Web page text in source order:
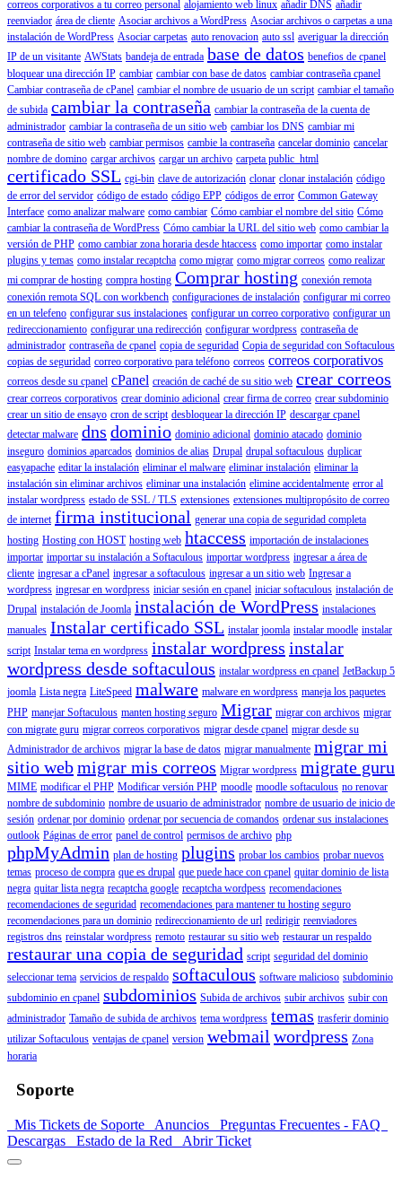
correos corporativos a tu correo personal alojamiento web linux añadir DNS añadir
reenviador área de cliente Asociar archivos a WordPress Asociar archivos o carpetas a una
instalación de WordPress Asociar carpetas auto renovacion auto ssl averiguar la dirección
IP de un visitante AWStats bandeja de entrada base de datos benefios de cpanel
bloquear una dirección IP cambiar cambiar con base de datos cambiar contraseña cpanel
Cambiar contraseña de cPanel cambiar el nombre de usuario de un script cambiar el tamaño
de subida cambiar la contraseña cambiar la contraseña de la cuenta de
administrador cambiar la contraseña de un sitio web cambiar los DNS cambiar mi
contraseña de sitio web cambiar permisos cambie la contraseña cancelar dominio cancelar
nombre de domino cargar archivos cargar un archivo carpeta public_html
certificado SSL cgi-bin clave de autorización clonar clonar instalación código
de error del servidor código de estado código EPP códigos de error Common Gateway
Interface como analizar malware como cambiar Cómo cambiar el nombre del sitio Cómo
cambiar la contraseña de WordPress Cómo cambiar la URL del sitio web como cambiar la
versión de PHP como cambiar zona horaria desde htaccess como importar como instalar
plugins y temas como instalar recaptcha como migrar como migrar correos como realizar
mi comprar de hosting compra hosting Comprar hosting conexión remota
conexión remota SQL con workbench configuraciones de instalación configurar mi correo
en un telefeno configurar sus instalaciones configurar un correo corporativo configurar un
redireccionamiento configurar una redirección configurar wordpress contraseña de
administrador contraseña de cpanel copia de seguridad Copia de seguridad con Softaculous
copias de seguridad correo corporativo para teléfono correos correos corporativos
correos desde su cpanel cPanel creación de caché de su sitio web crear correos
crear correos corporativos crear dominio adicional crear firma de correo crear subdominio
crear un sitio de ensayo cron de script desbloquear la dirección IP descargar cpanel
detectar malware dns dominio dominio adicional dominio atacado dominio
inseguro dominios aparcados dominios de alias Drupal drupal softaculous duplicar
easyapache editar la instalación eliminar el malware eliminar instalación eliminar la
instalación sin eliminar archivos eliminar una instalación elimine accidentalmente error al
instalar wordpress estado de SSL / TLS extensiones extensiones multipropósito de correo
de internet firma institucional generar una copia de seguridad completa
hosting Hosting con HOST hosting web htaccess importación de instalaciones
importar importar su instalación a Softaculous importar wordpress ingresar a área de
cliente ingresar a cPanel ingresar a softaculous ingresar a un sitio web Ingresar a
wordpress ingresar en wordpress iniciar sesión en cpanel iniciar softaculous instalación de
Drupal instalación de Joomla instalación de WordPress instalaciones
manuales Instalar certificado SSL instalar joomla instalar moodle instalar
script Instalar tema en wordpress instalar wordpress instalar
wordpress desde softaculous instalar wordpress en cpanel JetBackup 5
joomla Lista negra LiteSpeed malware malware en wordpress maneja los paquetes
PHP manejar Softaculous manten hosting seguro Migrar migrar con archivos migrar
con migrate guru migrar correos corporativos migrar desde cpanel migrar desde su
Administrador de archivos migrar la base de datos migrar manualmente migrar mi
sitio webmigrar mis correos Migrar wordpress migrate guru
MIME modificar el PHP Modificar versión PHP moodle moodle softaculous no renovar
nombre de subdominio nombre de usuario de administrador nombre de usuario de inicio de
sesión ordenar por dominio ordenar por secuencia de comandos ordenar sus instalaciones
outlook Páginas de error panel de control permisos de archivo php
phpMyAdmin plan de hosting plugins probar los cambios probar nuevos
temas proceso de compra que es drupal que puede hace con cpanel quitar dominio de lista
negra quitar lista negra recaptcha google recaptcha wordpess recomendaciones
recomendaciones de seguridad recomendaciones para mantener tu hosting seguro
recomendaciones para un dominio redireccionamiento de url redirigir reenviadores
registros dns reinstalar wordpress remoto restaurar su sitio web restaurar un respaldo
restaurar una copia de seguridad script seguridad del dominio
seleccionar tema servicios de respaldo softaculous software malicioso subdominio
subdominio en cpanel subdominios Subida de archivos subir archivos subir con
administrador Tamaño de subida de archivos tema wordpress temas trasferir dominio
utilizar Softaculous ventajas de cpanel version webmail wordpress Zona
horaria
Soporte
Mis Tickets de Soporte Anuncios
Preguntas Frecuentes - FAQ
Descargas
Estado de la Red Abrir Ticket